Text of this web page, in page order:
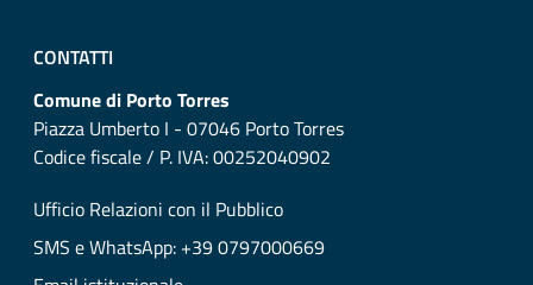
CONTATTI
Comune di Porto Torres
Piazza Umberto I - 07046 Porto Torres
Codice fiscale / P. IVA: 00252040902
Ufficio Relazioni con il Pubblico
SMS e WhatsApp: +39 0797000669